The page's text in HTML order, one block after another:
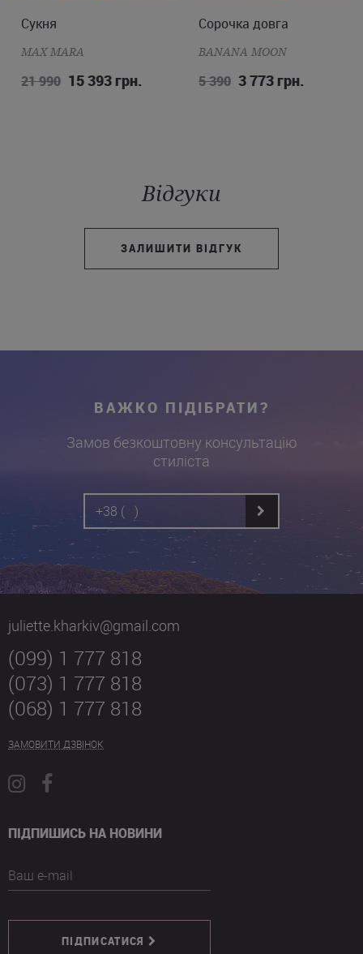
Сукня
MAX MARA
21 990 15 393 грн.
XL
Сорочка довга
BANANA MOON
5 390 3 773 грн.
Відгуки
ЗАЛИШИТИ ВІДГУК
ВАЖКО ПІДІБРАТИ?
Замов безкоштовну консультацію
стиліста
juliette.kharkiv@gmail.com
(099) 1 777 818
(073) 1 777 818
(068) 1 777 818
ЗАМОВИТИ ДЗВІНОК
ПІДПИШИСЬ НА НОВИНИ
Ваш e-mail
ПІДПИСАТИСЯ